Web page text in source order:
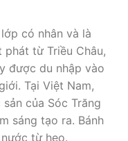
có nhân và là
từ Triều Châu,
được du nhập vào
Tại Việt Nam,
của Sóc Trăng
sáng tạo ra. Bánh
từ heo.